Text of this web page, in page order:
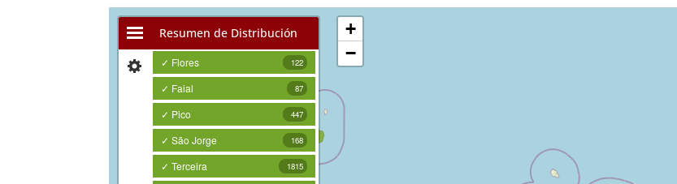
Resumen de Distribución
✓ Flores 122
✓ Faial 87
✓ Pico 447
✓ São Jorge 168
✓ Terceira 1815
+
−